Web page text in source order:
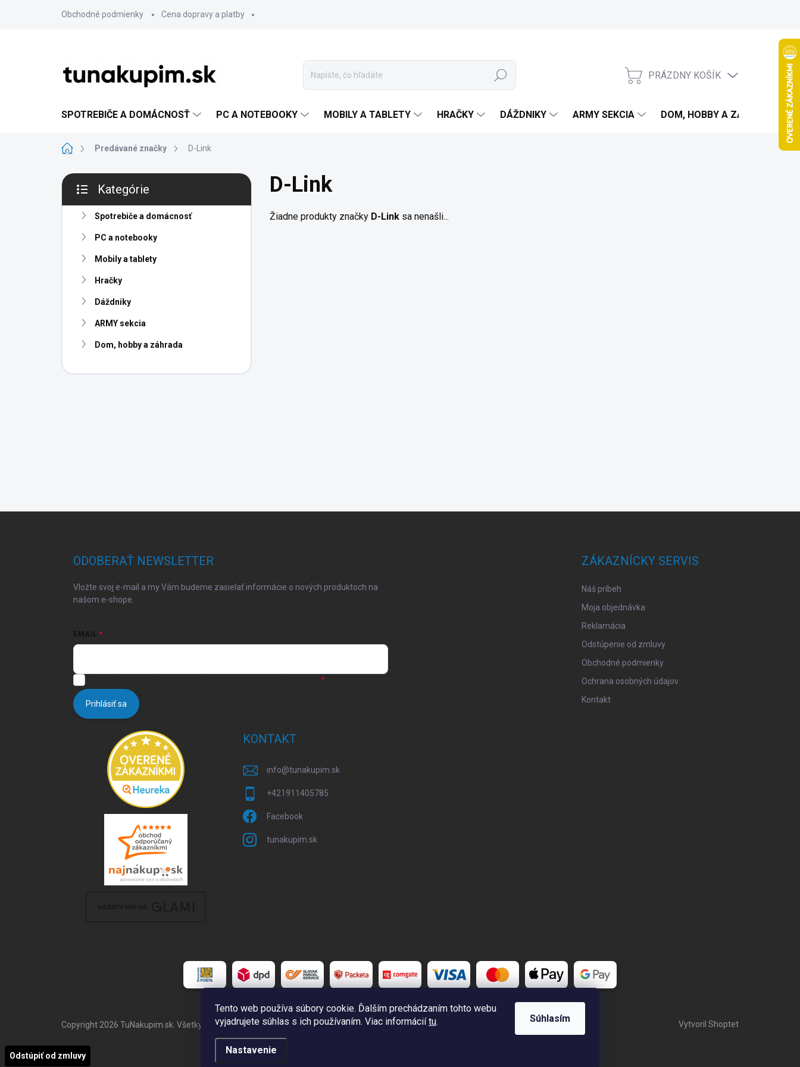
Tento web používa súbory cookie. Ďalším prechádzaním tohto webu
vyjadrujete súhlas s ich používaním. Viac informáciítu.
Nastavenie
Súhlasím
Obchodné podmienky Cena dopravy a platby
Hľadať
NÁKUPNÝ
PRÁZDNY KOŠÍK
SPOTREBIČE A DOMÁCNOSŤ PC A NOTEBOOKY MOBILY A TABLETY HRAČKY DÁŽDNIKY ARMY SEKCIA DOM, HOBBY A ZÁHRADA
DomovPredávané značky D-Link
B
č
kategórie
Kategórie
Spotrebiče a domácnosť
PC a notebooky
Mobily a tablety
Hračky
Dáždniky
ARMY sekcia
Dom, hobby a záhrada
D-Link
Žiadne produkty značky D-Link sa nenašli...
ODOBERAŤ NEWSLETTER
Vložte svoj e-mail a my Vám budeme zasielať informácie o nových produktoch na
našom e-shope.
EMAIL
Prihlásiť sa
ZÁKAZNÍCKY SERVIS
Náš príbeh
Moja objednávka
Reklamácia
Odstúpenie od zmluvy
Obchodné podmienky
Ochrana osobných údajov
Kontakt
KONTAKT
info@tunakupim.sk
+421911405785
Facebook
tunakupim.sk
Vytvoril Shoptet
Copyright 2026 TuNakupim.sk . Všetky práva vyhradené.Upraviť nastavenie cookies
Odstúpiť od zmluvy